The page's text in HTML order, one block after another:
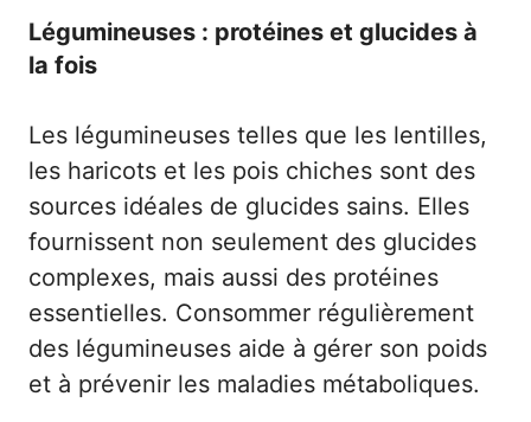
Légumineuses : protéines et glucides à
la fois
Les légumineuses telles que les lentilles,
les haricots et les pois chiches sont des
sources idéales de glucides sains. Elles
fournissent non seulement des glucides
complexes, mais aussi des protéines
essentielles. Consommer régulièrement
des légumineuses aide à gérer son poids
et à prévenir les maladies métaboliques.